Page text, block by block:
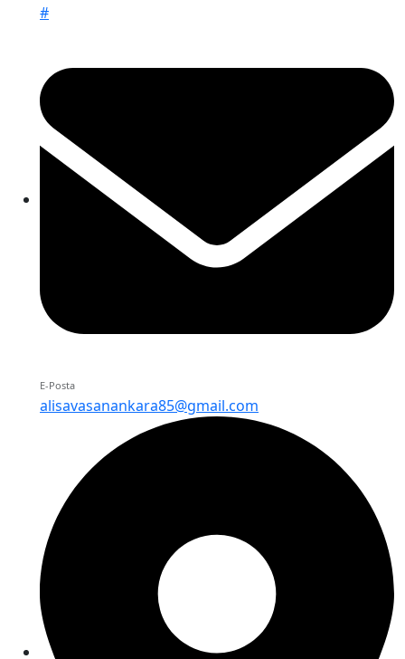
#
E-Posta
alisavasanankara85@gmail.com